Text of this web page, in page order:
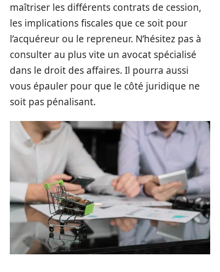
maîtriser les différents contrats de cession,
les implications fiscales que ce soit pour
l’acquéreur ou le repreneur. N’hésitez pas à
consulter au plus vite un avocat spécialisé
dans le droit des affaires. Il pourra aussi
vous épauler pour que le côté juridique ne
soit pas pénalisant.